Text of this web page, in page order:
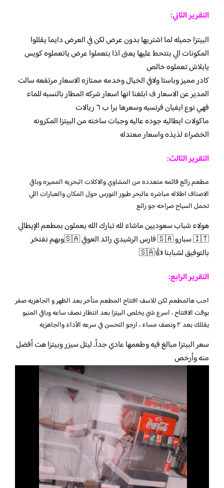
التقرير الثاني:
البيتزا جميله لما اشتريها بدون عرض لكن في العرض دايما يقللوا
المكونات الي بتتحط عليها يعنى اذا بتعملوا عرض ياتعملوه كويس
يابلاش تعملوه خالص
كادر مميز وباستا ولافي الخيال وخدمه ممتازه الاسعار مرتفعه سالت
المدير عن الاسعار ف ابلغنا انها اسعار شركه المطار بالنسبه للماء
فهي نوع ايفيان فرنسيه وسعرها برا ب ٦ ريالات
ماكولات ايطاليه جوده عاليه وجبات ساخنه من البيتزا المكرونه
الخضراء لذيذه واسعار معتدله
التقرير الثالث:
مطعم رائع قائمه متعدده من المشاوي والاكلات البحريه المميزه وباقي
الاصناف اطلاله مباشره عالبحر طيور النورس حول المكان والعبارات اللي
تحمل السياح صراحه جو رائع
هولاء شباب سعوديين ماشاء لله تبارك الله يعملون بمطعم الإيطالي
🇮🇹 سبارو 🇸🇦 فارس الرشيدي رائد العوفي 🇸🇦وبهم نفتخر
بالتوفيق لشبابنا 👍🇸🇦
التقرير الرابع:
احب هالمطعم لكن للاسف افتتاح المطعم متأخر بعد الظهر و الجاهزيه صفر
بوقت الافتتاح ، اسرع شي يخلص البيتزا بعد انتظار نصف ساعه وباقي المنيو
يقللك بعد ٢ ونصف مساء ، ارجو التحسن في سرعه الأداء والجاهزيه
سعر البيتزا مبالغ فيه وطعمها عادي جداً.. ليتل سيزر وبيتزا هت أفضل
منه وأرخص